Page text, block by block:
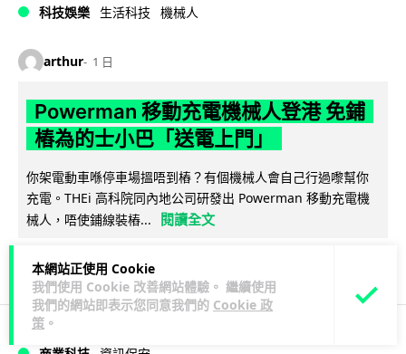
本網站正使用 Cookie
我們使用 Cookie 改善網站體驗。 繼續使用
我們的網站即表示您同意我們的 Cookie 政
策 。
科技娛樂 生活科技 機械人
arthur 1 日
Powerman 移動充電機械人登港 免鋪
樁為的士小巴「送電上門」
你架電動車喺停車場搵唔到樁？有個機械人會自己行過嚟幫你
充電。THEi 高科院同內地公司研發出 Powerman 移動充電機
械人，唔使鋪線裝樁...
閱讀全文
28 14 分享